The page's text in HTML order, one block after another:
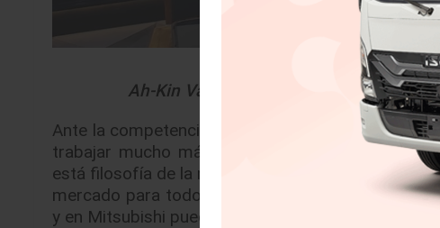
Ah-Kin Vázquez, nuevo presidente y
Ante la competencia de nuevas marcas chinas el
trabajar mucho más arduamente para poder
está filosofía de la marca, esta cultura de servicio
mercado para todos, hay clientes para todos,
y en Mitsubishi puede estar seguro”.